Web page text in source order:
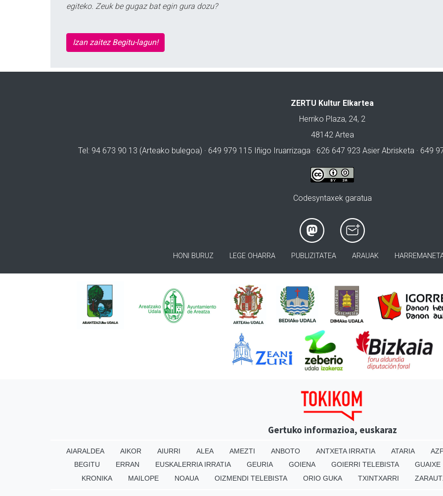
egiteko. Zeuk be gugaz bat egin gura dozu?
Izan zaitez Begitu-lagun!
ZERTU Kultur Elkartea
Herriko Plaza, 24, 2
48142 Artea
Tel: 94 673 90 13 (Arteako bulegoa) · 649 979 115 Iñigo Iruarrizaga · 626 647 923 Asier Abrisketa · 649
Codesyntaxek garatua
HONI BURUZ LEGE OHARRA PUBLIZITATEA ARAUAK
Gertuko informazioa, euskaraz
AIARALDEA AIKOR AIURRI ALEA AMEZTI ANBOTO ANTXETA IRRATIA ATARIA
BEGITU
ERRAN EUSKALERRIA IRRATIA GEURIA GOIENA GOIERRI TELEBISTA
GUAIXE
KRONIKA
MAILOPE NOAUA OIZMENDI TELEBISTA ORIO GUKA TXINTXARRI